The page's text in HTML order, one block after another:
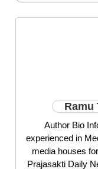
Ramu
Author Bio
experienced in
media houses
Prajasakti Daily